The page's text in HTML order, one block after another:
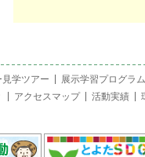
学ツアー 展示学習プログラム
アクセスマップ 活動実績